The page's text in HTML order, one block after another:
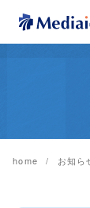
home お知ら